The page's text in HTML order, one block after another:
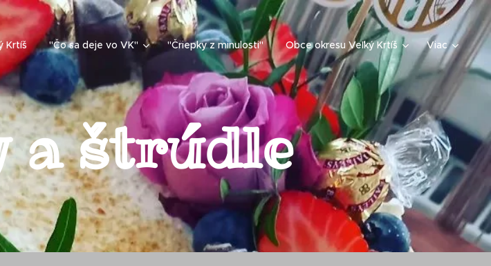
Krtíš "Čo sa deje vo VK" "Čriepky z minulosti" Obce okresu Veľký Krtíš Viac
a štrúdle